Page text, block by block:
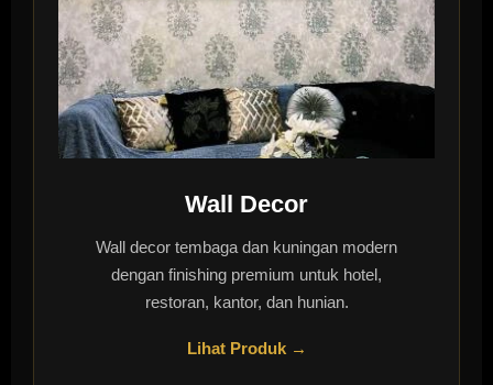
Wall Decor
Wall decor tembaga dan kuningan modern
dengan finishing premium untuk hotel,
restoran, kantor, dan hunian.
Lihat Produk →